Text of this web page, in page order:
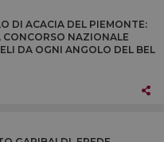
DI ACACIA DEL PIEMONTE:
NAZIONALE
DA OGNI ANGOLO DEL BEL